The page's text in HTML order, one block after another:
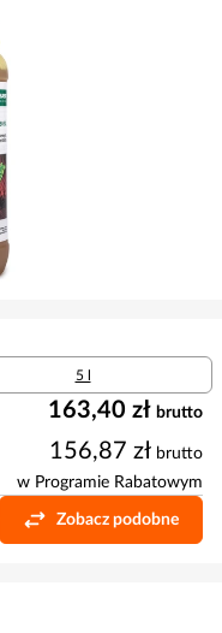
5 l
163,40 zł brutto
156,87 zł brutto
w Programie Rabatowym
Zobacz podobne